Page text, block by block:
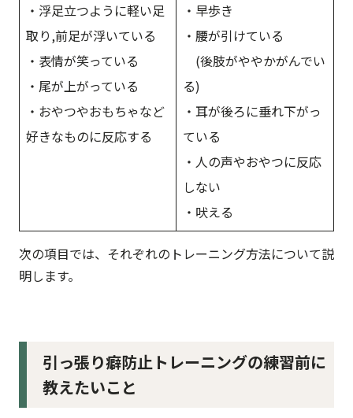
・浮足立つように軽い足
取り,前足が浮いている
・表情が笑っている
・尾が上がっている
・おやつやおもちゃなど
好きなものに反応する
・早歩き
・腰が引けている
(後肢がややかがんでい
る)
・耳が後ろに垂れ下がっ
ている
・人の声やおやつに反応
しない
・吠える
次の項目では、それぞれのトレーニング方法について説
明します。
引っ張り癖防止トレーニングの練習前に
教えたいこと